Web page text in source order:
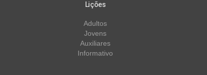
Lições
Adultos
Jovens
Auxiliares
Informativo